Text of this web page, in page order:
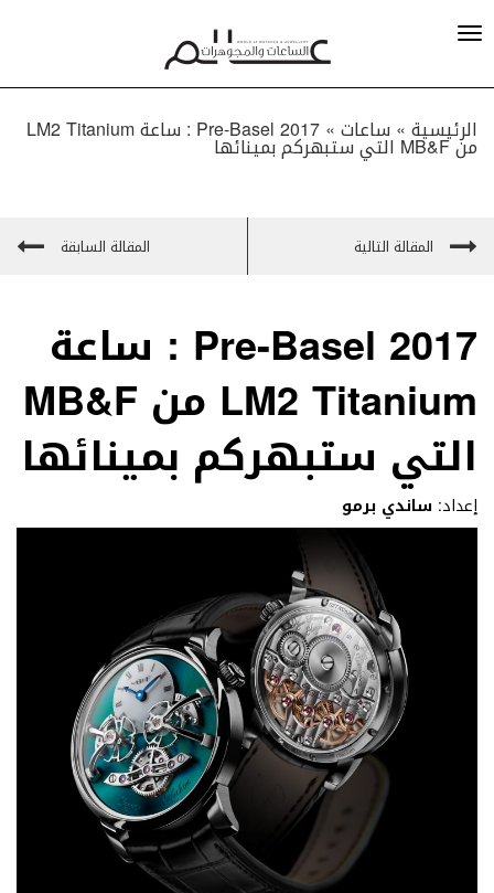
الرئيسية » ساعات» Pre-Basel 2017 : ساعة LM2 Titanium
من MB&F التي ستبهركم بمينائها
المقالة التالية المقالة السابقة
Pre-Basel 2017 : ساعة
LM2 Titanium من MB&F
التي ستبهركم بمينائها
إعداد: ساندي برمو